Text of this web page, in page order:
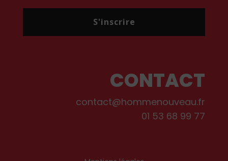
S'inscrire
CONTACT
contact@hommenouveau.fr
01 53 68 99 77